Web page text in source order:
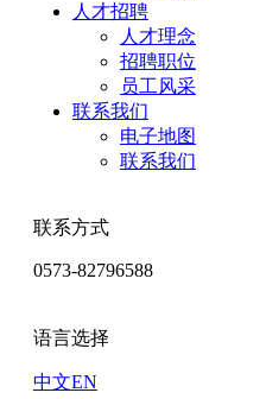
人才招聘
人才理念
招聘职位
员工风采
联系我们
电子地图
联系我们
联系方式
0573-82796588
语言选择
中文EN